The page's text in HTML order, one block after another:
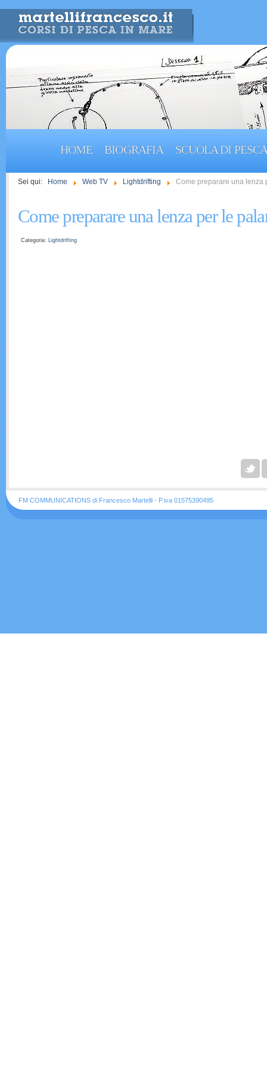
HOME BIOGRAFIA SCUOLA DI PESCA
Sei qui: Home Web TV Lightdrifting Come preparare una lenza
Come preparare una lenza per le
Categoria: Lightdrifting
FM COMMUNICATIONS di Francesco Martelli - P.iva 01575390495